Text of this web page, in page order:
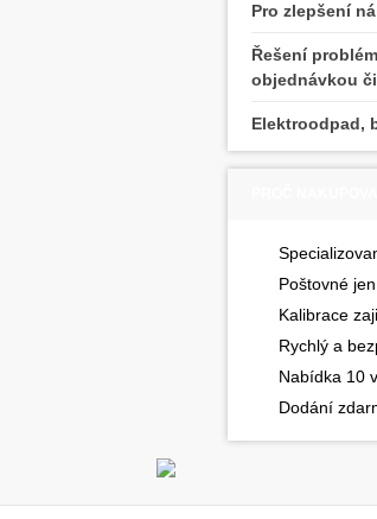
Pro zlepšení
Řešení
objednávkou
Elektroodpad,
Poštovné
Kalibrace
Rychlý a
Nabídka 10
Dodání